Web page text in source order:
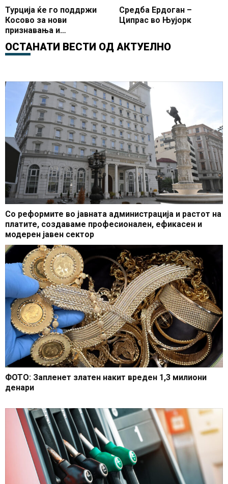
Турција ќе го поддржи
Косово за нови
признавања и
зачленување во
Интерпол
Средба Ердоган –
Ципрас во Њујорк
ОСТАНАТИ ВЕСТИ ОД АКТУЕЛНО
Со реформите во јавната администрација и растот на
платите, создаваме професионален, ефикасен и
модерен јавен сектор
ФОТО: Запленет златен накит вреден 1,3 милиони
денари